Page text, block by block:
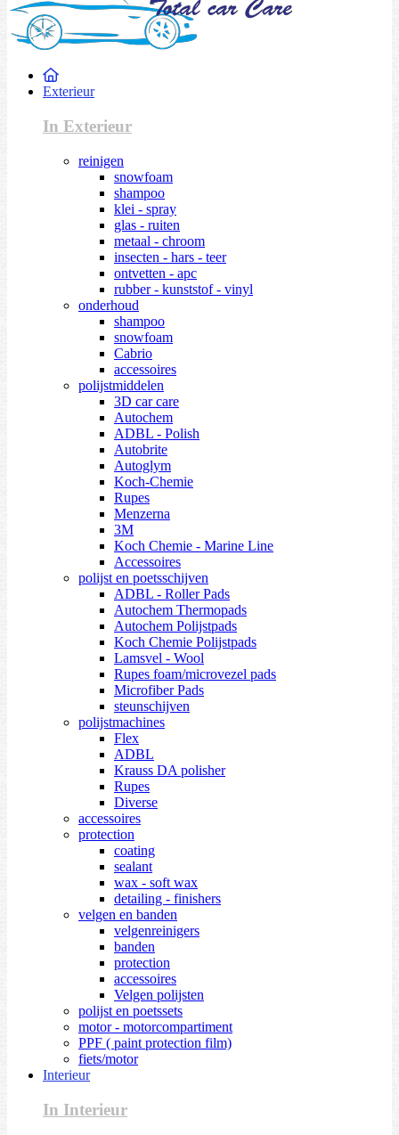
Exterieur
In Exterieur
reinigen
snowfoam
shampoo
klei - spray
glas - ruiten
metaal - chroom
insecten - hars - teer
ontvetten - apc
rubber - kunststof - vinyl
onderhoud
shampoo
snowfoam
Cabrio
accessoires
polijstmiddelen
3D car care
Autochem
ADBL - Polish
Autobrite
Autoglym
Koch-Chemie
Rupes
Menzerna
3M
Koch Chemie - Marine Line
Accessoires
polijst en poetsschijven
ADBL - Roller Pads
Autochem Thermopads
Autochem Polijstpads
Koch Chemie Polijstpads
Lamsvel - Wool
Rupes foam/microvezel pads
Microfiber Pads
steunschijven
polijstmachines
Flex
ADBL
Krauss DA polisher
Rupes
Diverse
accessoires
protection
coating
sealant
wax - soft wax
detailing - finishers
velgen en banden
velgenreinigers
banden
protection
accessoires
Velgen polijsten
polijst en poetssets
motor - motorcompartiment
PPF ( paint protection film)
fiets/motor
Interieur
In Interieur